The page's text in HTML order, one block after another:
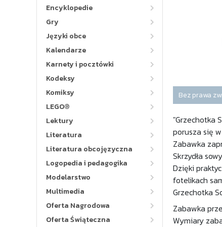
Encyklopedie
Gry
Języki obce
Kalendarze
Karnety i pocztówki
Kodeksy
Komiksy
LEGO®
Lektury
Literatura
Literatura obcojęzyczna
Logopedia i pedagogika
Modelarstwo
Multimedia
Oferta Nagrodowa
Oferta Świąteczna
Bez prawa
"Grzechotka
porusza się
Zabawka
Skrzydła
Dzięki
fotelikach
Grzechotka
Zabawka
Wymiary